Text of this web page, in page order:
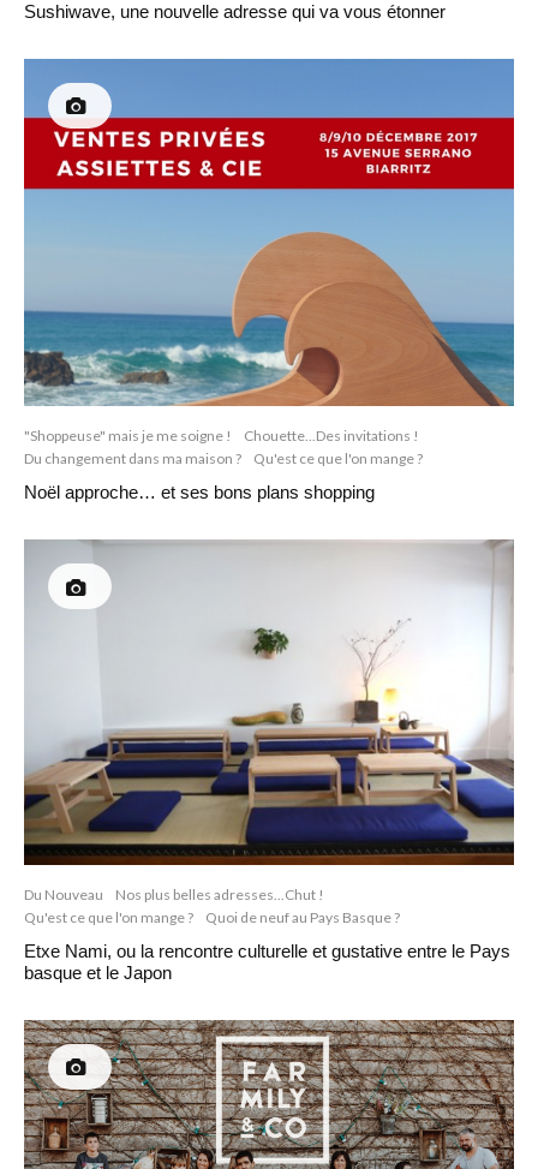
Sushiwave, une nouvelle adresse qui va vous étonner
"Shoppeuse" mais je me soigne !
Chouette...Des invitations !
Du changement dans ma maison ?
Qu'est ce que l'on mange ?
Noël approche… et ses bons plans shopping
Du Nouveau
Nos plus belles adresses...Chut !
Qu'est ce que l'on mange ?
Quoi de neuf au Pays Basque ?
Etxe Nami, ou la rencontre culturelle et gustative entre le Pays
basque et le Japon